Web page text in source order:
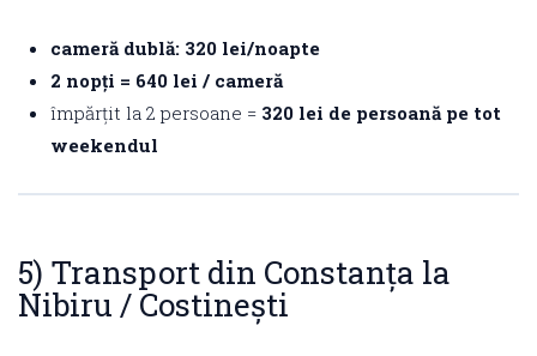
cameră dublă: 320 lei/noapte
2 nopți = 640 lei / cameră
împărțit la 2 persoane = 320 lei de persoană pe tot
weekendul
5) Transport din Constanța la
Nibiru / Costinești